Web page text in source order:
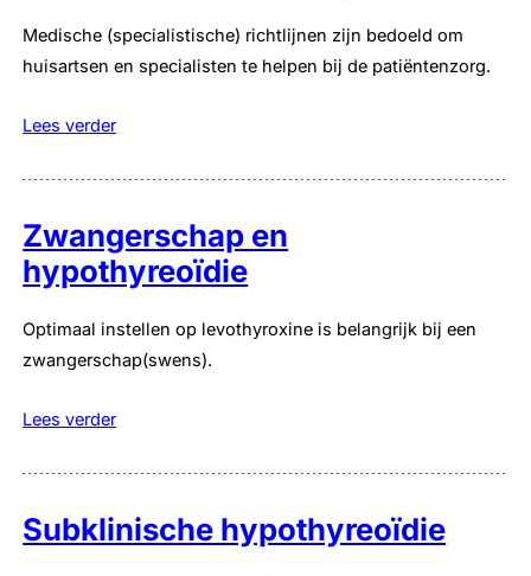
Medische (specialistische) richtlijnen zijn bedoeld om
huisartsen en specialisten te helpen bij de patiëntenzorg.
Lees verder
Zwangerschap en
hypothyreoïdie
Optimaal instellen op levothyroxine is belangrijk bij een
zwangerschap(swens).
Lees verder
Subklinische hypothyreoïdie